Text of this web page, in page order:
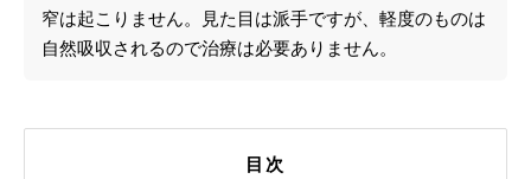
窄は起こりません。見た目は派手ですが、軽度のものは
自然吸収されるので治療は必要ありません。
目次